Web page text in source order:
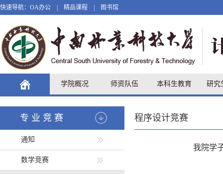
快速导航： OA办公 精品课程 图书馆
学院概况 师资队伍 本科生教育 研究
专业竞赛
通知
数学竞赛
程序设计竞赛
我院学